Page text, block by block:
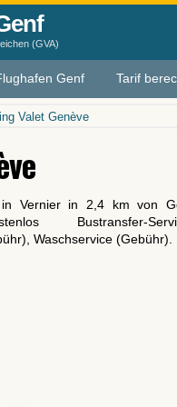
(GVA)
Genf Tarif
Valet Genève
in Vernier in 2,4 km von
Bustransfer-
Waschservice (Gebühr).